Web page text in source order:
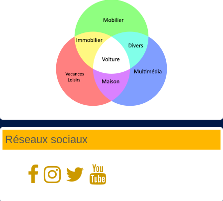
Réseaux sociaux